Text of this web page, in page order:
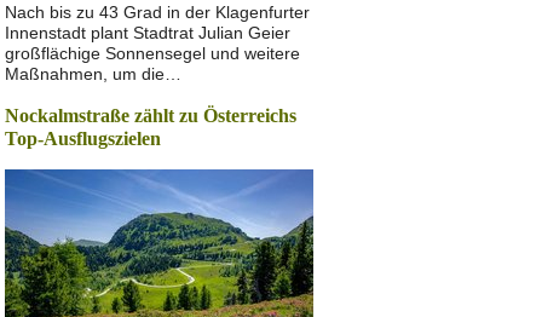
Nach bis zu 43 Grad in der Klagenfurter
Innenstadt plant Stadtrat Julian Geier
großflächige Sonnensegel und weitere
Maßnahmen, um die…
Nockalmstraße zählt zu Österreichs
Top-Ausflugszielen